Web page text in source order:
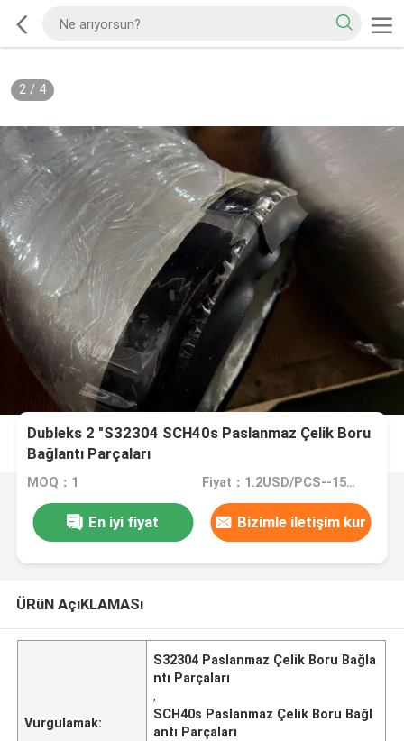
2/ 4
Dubleks 2 "S32304 SCH40s Paslanmaz Çelik Boru
Bağlantı Parçaları
MOQ：1 Fiyat：1.2USD/PCS--15000/PCS
En iyi fiyat Bizimle iletişim kur
ÜRüN AçıKLAMASı
Vurgulamak:
S32304 Paslanmaz Çelik Boru Bağla
ntı Parçaları
,
SCH40s Paslanmaz Çelik Boru Bağl
antı Parçaları